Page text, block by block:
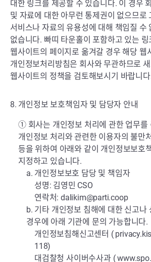
대한 링크를 제공할 수 있습니다. 이 경우
및 자료에 대한 아무런 통제권이 없으므로
서비스나 자료의 유용성에 대해 책임질 수
없습니다. 빠띠 타운홀이 포함하고 있는
웹사이트의 페이지로 옮겨갈 경우 해당 웹
개인정보처리방침은 회사와 무관하므로
웹사이트의 정책을 검토해보시기 바랍니
8. 개인정보 보호책임자 및 담당자 안내
① 회사는 개인정보 처리에 관한 업무를
개인정보 처리와 관련한 이용자의 불만
등을 위하여 아래와 같이 개인정보보호
지정하고 있습니다.
a. 개인정보보호 담당 및 책임자
성명: 김영민 CSO
연락처: dalikim@parti.coop
b. 기타 개인정보 침해에 대한 신고나
경우에 아래 기관에 문의 가능합니다.
개인정보침해신고센터 (
118)
대검찰청 사이버수사과 (